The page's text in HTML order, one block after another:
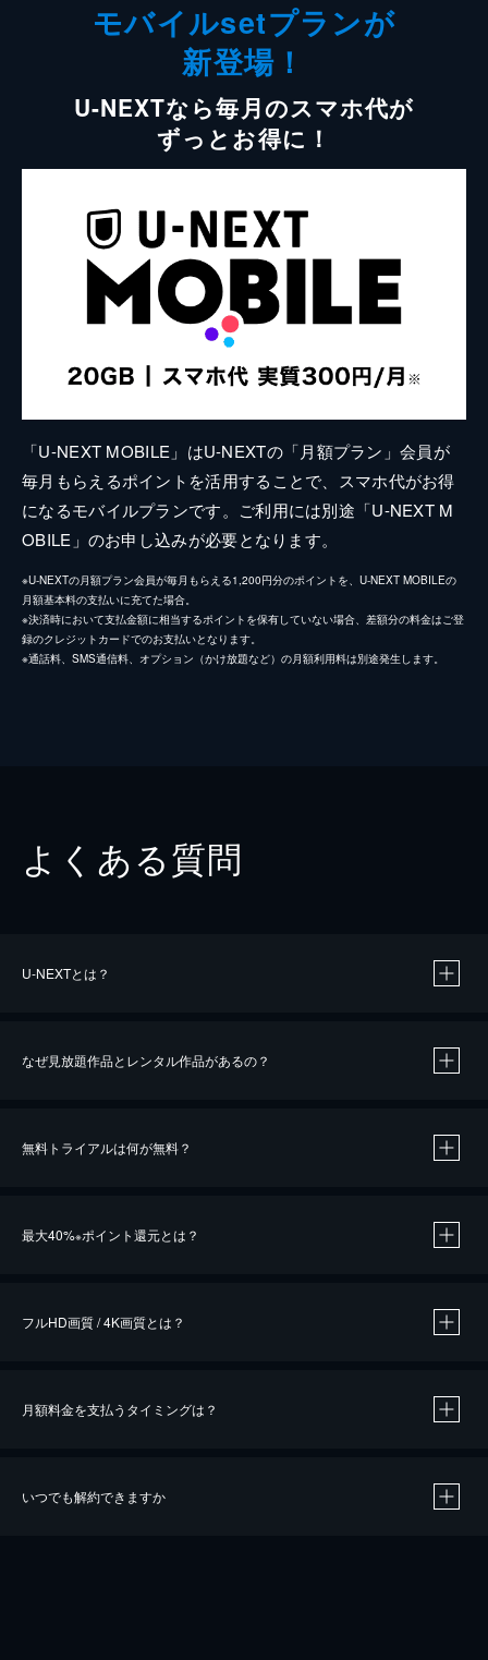
モバイルsetプランが
新登場！
U-NEXTなら毎月のスマホ代が
ずっとお得に！
「U-NEXT MOBILE」はU-NEXTの「月額プラン」会員が
毎月もらえるポイントを活用することで、スマホ代がお得
になるモバイルプランです。ご利用には別途「U-NEXT M
OBILE」のお申し込みが必要となります。
※U-NEXTの月額プラン会員が毎月もらえる1,200円分のポイントを、U-NEXT MOBILEの
月額基本料の支払いに充てた場合。
※決済時において支払金額に相当するポイントを保有していない場合、差額分の料金はご登
録のクレジットカードでのお支払いとなります。
※通話料、SMS通信料、オプション（かけ放題など）の月額利用料は別途発生します。
よくある質問
U-NEXTとは？
なぜ見放題作品とレンタル作品があるの？
無料トライアルは何が無料？
最大40%※ポイント還元とは？
※40％ポイント還元の対象は、クレジットカード決済による作品の購入 / レンタルです。
フルHD画質 / 4K画質とは？
月額料金を支払うタイミングは？
いつでも解約できますか